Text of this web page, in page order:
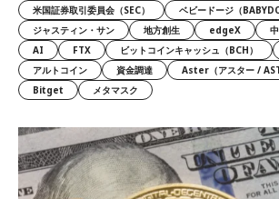
米国証券取引委員会（SEC）
ベビードージ（
ジャスティン・サン
地方創生 edgeX
AI
FTX ビットコインキャッシュ（BCH）
アルトコイン
資金調達 Aster（アスター /
Bitget
メタマスク